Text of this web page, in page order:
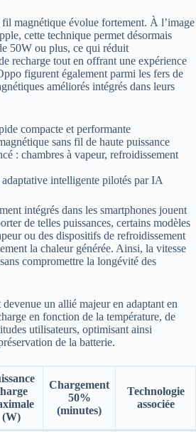
magnétique évolue fortement. À l’image
cette technique permet désormais
50W ou plus, ce qui réduit
recharge tout en offrant une expérience
figurent également parmi les fers de
améliorés intégrés dans leurs
compacte et performante
sans fil de haute puissance
: chambres à vapeur, refroidissement
intelligente pilotés par IA
intégrés dans les smartphones jouent
de telles puissances, certains modèles
ou des dispositifs de refroidissement
la chaleur générée. Ainsi, la vitesse
compromettre la longévité des
un allié majeur en adaptant en
en fonction de la température, de
utilisateurs, optimisant ainsi
de la batterie.
(W)
Chargement
50%
(minutes)
Technologie
associée